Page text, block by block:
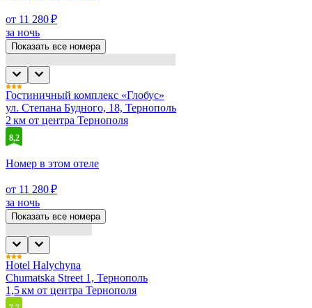
от 11 280 ₽
за ночь
Показать все номера
Гостиничный комплекс «Глобус»
ул. Степана Будного, 18, Тернополь
2 км от центра Тернополя
8,2
Номер в этом отеле
от 11 280 ₽
за ночь
Показать все номера
Hotel Halychyna
Chumatska Street 1, Тернополь
1,5 км от центра Тернополя